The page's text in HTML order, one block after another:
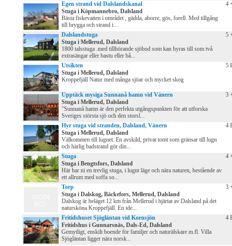
Egen strand vid Dalslandskanal
Stuga i Köpmannebro, Dalsland
Bästa fiskevatten i området , gädda, aborre, gös, forell. Med tillgång
till brygga och strand i...
4
Dalslandstuga
Stuga i Mellerud, Dalsland
1800 talsstuga .med tillhörande sjöbod som kan hyras till som två
extrasängar eller bastu eller bå...
5
Utsikten
Stuga i Mellerud, Dalsland
Kroppefjäll Natur med många sjöar och mycket skog
5
Upptäck mysiga Sunnanå hamn vid Vänern
Stuga i Mellerud, Dalsland
”Sunnanå hamn är den perfekta utgångspunkten för att utforska
Sveriges största sjö och den storsl...
3
Hyr stuga vid stranden, Dalsland, Vänern
Stuga i Mellerud, Dalsland
Välkommen till lugnet. En avskild, privat tomt som gränsar till lugn
och härlig badstrand gör din...
4
Stuga
Stuga i Bengtsfors, Dalsland
Här har ni en trevlig stuga, i lugnt läge och nära naturen, bestående av
ett allrum med soffa so...
4
Torp
Stuga i Dalskog, Bäckefors, Mellerud, Dalsland
Dalskog är beläget 12 km från Mellerud i hjärtat av Dalsland på det
natursköna Kroppefjäll. En ide...
3
Fritidshuset Sjögläntan vid Kornsjön
Fritidshus i Gunnarsnäs, Dals-Ed, Dalsland
Gemytligt, enskilt boende för familjer och naturälskare m.fl. Villa
Sjögläntan ligger nära norsk...
4